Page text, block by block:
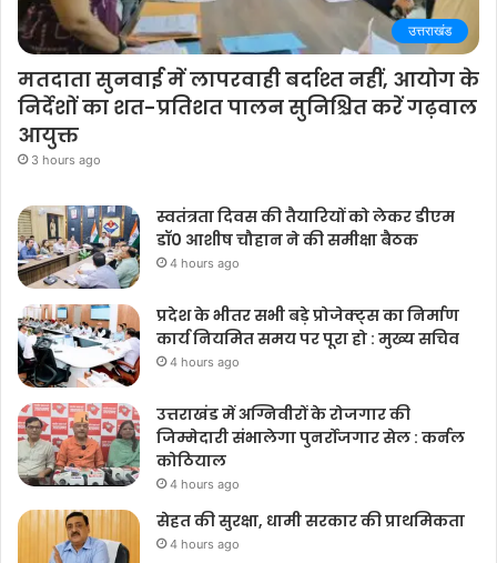
उत्तराखंड
मतदाता सुनवाई में लापरवाही बर्दाश्त नहीं, आयोग के
निर्देशों का शत-प्रतिशत पालन सुनिश्चित करें गढ़वाल
आयुक्त
3 hours ago
स्वतंत्रता दिवस की तैयारियों को लेकर डीएम
डॉ0 आशीष चौहान ने की समीक्षा बैठक
4 hours ago
प्रदेश के भीतर सभी बड़े प्रोजेक्ट्स का निर्माण
कार्य नियमित समय पर पूरा हो : मुख्य सचिव
4 hours ago
उत्तराखंड में अग्निवीरों के रोजगार की
जिम्मेदारी संभालेगा पुनर्रोजगार सेल : कर्नल
कोठियाल
4 hours ago
सेहत की सुरक्षा, धामी सरकार की प्राथमिकता
4 hours ago